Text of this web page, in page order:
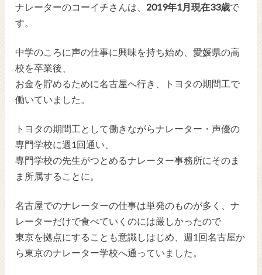
ナレーターのコーイチさんは、 2019年1月現在33歳で
す。
中学のころに声の仕事に興味を持ち始め、愛媛県の高
校を卒業後、
お金を貯めるために名古屋へ行き、トヨタの期間工で
働いていました。
トヨタの期間工として働きながらナレーター・声優の
専門学校に週1回通い、
専門学校の先生がつとめるナレーター事務所にそのま
ま所属することに。
名古屋でのナレーターの仕事は単発のものが多く、ナ
レーターだけで食べていくのには厳しかったので
東京を拠点にすることも意識しはじめ、週1回名古屋か
ら東京のナレーター学校へ通っていました。